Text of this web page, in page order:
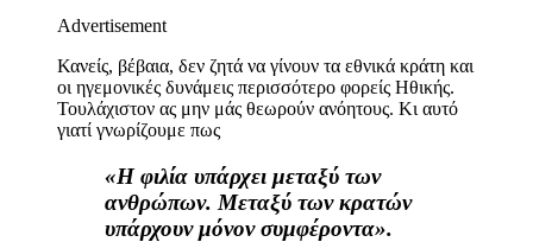
Advertisement
Κανείς, βέβαια, δεν ζητά να γίνουν τα εθνικά κράτη και
οι ηγεμονικές δυνάμεις περισσότερο φορείς Ηθικής.
Τουλάχιστον ας μην μάς θεωρούν ανόητους. Κι αυτό
γιατί γνωρίζουμε πως
«Η φιλία υπάρχει μεταξύ των
ανθρώπων. Μεταξύ των κρατών
υπάρχουν μόνον συμφέροντα».